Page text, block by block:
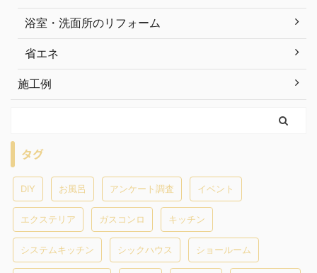
浴室・洗面所のリフォーム
省エネ
施工例
タグ
DIY お風呂 アンケート調査 イベント
エクステリア ガスコンロ キッチン
システムキッチン シックハウス ショールーム